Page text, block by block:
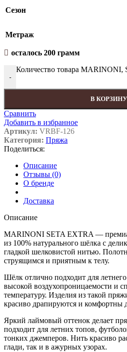
Сезон
Метраж
осталось 200 грамм
-
Количество товара
В КОРЗИНУ
Сравнить
Добавить в избранное
Артикул: VRBF-126
Категория: Пряжа
Поделиться:
Описание
Отзывы (0)
О бренде
Доставка
Описание
MARINONI SETA EXTRA —
из 100% натурального шёлка с
гладкой шелковистой нитью.
струящимся и приятным к телу.
Шёлк отлично подходит для летнего
высокой воздухопроницаемости и
температуру. Изделия из такой
красиво драпируются и комфортны
Яркий лаймовый оттенок делает
подходит для летних топов,
тонких джемперов. Нить красиво
глади, так и в ажурных узорах.